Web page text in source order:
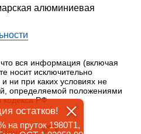
алюминиевая
вся информация (включая
носит исключительно
ни при каких условиях не
определяемой положениями
кодекса РФ.
остатков!
на пруток 1980Т1,